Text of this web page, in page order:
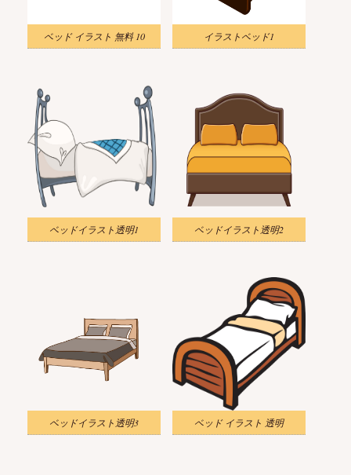
ベッド イラスト 無料 10 イラストベッド1
ベッドイラスト透明1 ベッドイラスト透明2
ベッドイラスト透明3 ベッド イラスト 透明